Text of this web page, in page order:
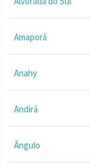
Amaporã
Anahy
Andirá
Ângulo